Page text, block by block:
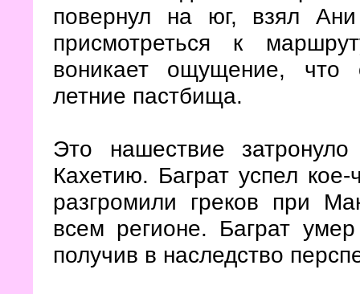
повернул на юг, взял
присмотреться к
воникает ощущение, что
летние пастбища.
Это нашествие
Кахетию. Баграт успел
разгромили греков при
всем регионе. Баграт
получив в наследство